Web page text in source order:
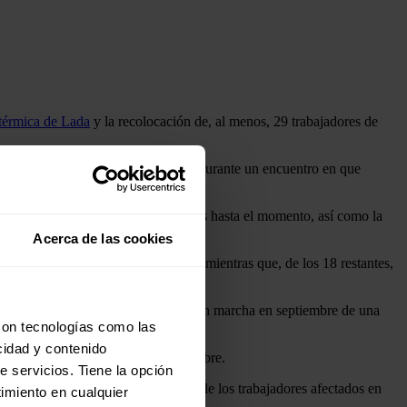
Acerca de las cookies
tecnologías como las
y contenido
servicios. Tiene la opción
en cualquier
de Lada y la recolocación de, al menos, 29 trabajadores de
justa de las centrales térmicas durante un encuentro en que
valor de 200 millones de euros hasta el momento, así como la
por el cierre de la central mientras que, de los 18 restantes,
de transición y la puesta en marcha en septiembre de una
que se concretarán en septiembre.
la intención de que cada uno de los trabajadores afectados en